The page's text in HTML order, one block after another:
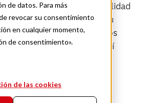
de datos. Para más
revocar su consentimiento
en cualquier momento,
de consentimiento».
de las cookies
las ventas; la disponibilidad
los productos que ofrece tu
de recolectar datos
Si quieres saber más, ¡aquí
que deberías saber para